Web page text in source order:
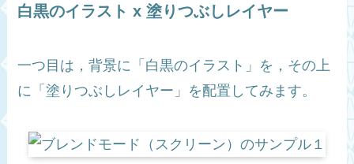
白黒のイラスト x 塗りつぶしレイヤー
一つ目は，背景に「白黒のイラスト」を，その上
に「塗りつぶしレイヤー」を配置してみます。